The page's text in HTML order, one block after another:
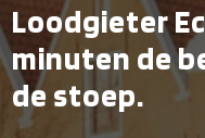
Loodgieter
minuten de
de stoep.